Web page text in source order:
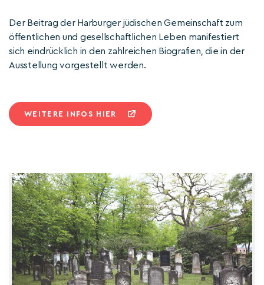
Der Beitrag der Harburger jüdischen Gemeinschaft zum
öffentlichen und gesellschaftlichen Leben manifestiert
sich eindrücklich in den zahlreichen Biografien, die in der
Ausstellung vorgestellt werden.
WEITERE INFOS HIER